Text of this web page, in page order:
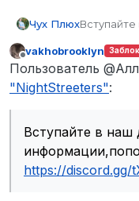
Чух Плюх
https://
vakhobrooklyn
Пользователь
"NightStreeters":
Вступайте в наш
https://discord.gg/